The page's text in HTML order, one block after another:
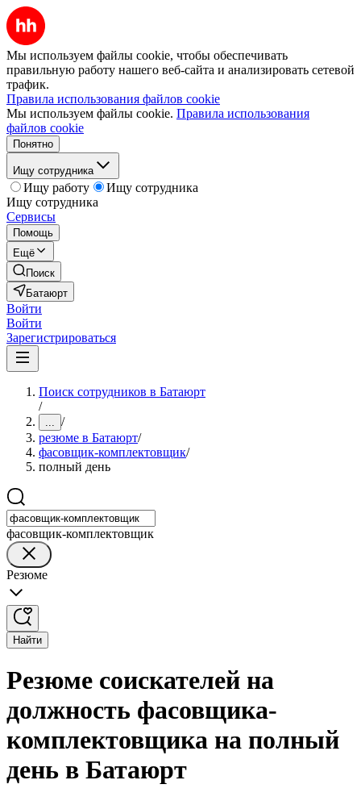
Мы используем файлы cookie, чтобы обеспечивать
правильную работу нашего веб-сайта и анализировать сетевой
трафик.
Правила использования файлов cookie
Мы используем файлы cookie. Правила использования
файлов cookie
Понятно
Ищу сотрудника
Ищу работу
Ищу сотрудника
Ищу сотрудника
Сервисы
Помощь
Ещё
Поиск
Батаюрт
Войти
Войти
Зарегистрироваться
Поиск сотрудников в Батаюрт
/
... /
резюме в Батаюрт/
фасовщик-комплектовщик/
полный день
фасовщик-комплектовщик
Резюме
Найти
Резюме соискателей на
должность фасовщика-
комплектовщика на полный
день в Батаюрт